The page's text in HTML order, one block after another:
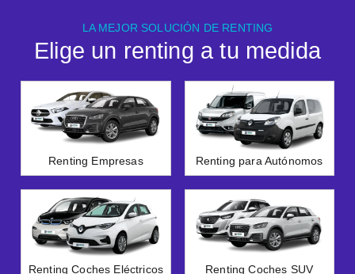
LA MEJOR SOLUCIÓN DE RENTING
Elige un renting a tu medida
Renting Empresas Renting para Autónomos
Renting Coches Eléctricos Renting Coches SUV